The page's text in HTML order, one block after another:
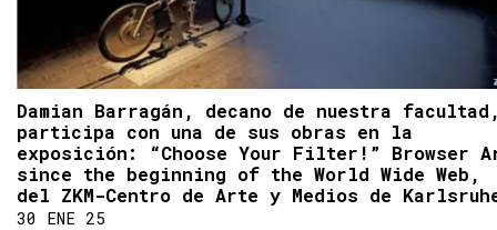
Damian Barragán, decano de nuestra
participa con una de sus obras en la
exposición: “Choose Your Filter!” Browser
since the beginning of the World Wide Web,
del ZKM-Centro de Arte y Medios de
30 ENE 25